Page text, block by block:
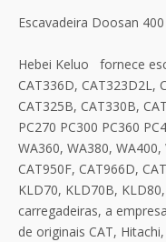
Escavadeira Doosan
Hebei Keluo fornece
CAT336D, CAT323D2L,
CAT325B, CAT330B,
PC270 PC300 PC360
WA360, WA380,
CAT950F, CAT966D,
KLD70, KLD70B,
carregadeiras, a
de originais CAT,